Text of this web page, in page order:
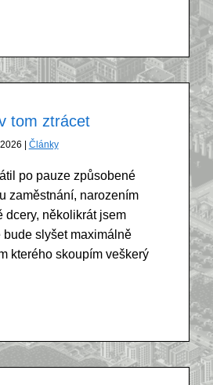
tom ztrácet
| Články
po pauze způsobené
zaměstnání, narozením
dcery, několikrát jsem
bude slyšet maximálně
kterého skoupím veškerý